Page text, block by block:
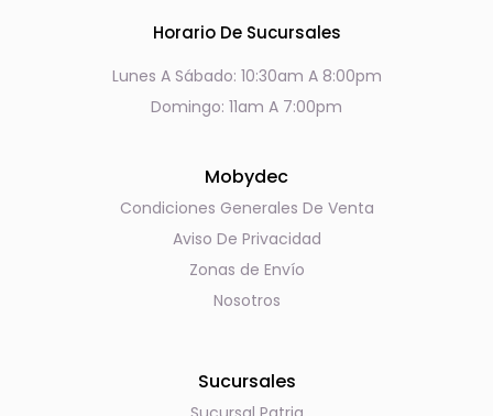
Horario De Sucursales
Lunes A Sábado: 10:30am A 8:00pm
Domingo: 11am A 7:00pm
Mobydec
Condiciones Generales De Venta
Aviso De Privacidad
Zonas de Envío
Nosotros
Sucursales